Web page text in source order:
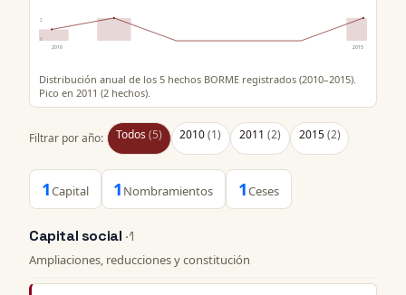
2
0
2010
2015
Distribución anual de los 5 hechos BORME registrados (2010–2015).
Pico en 2011 (2 hechos).
Filtrar por año: Todos (5) 2010(1) 2011 (2) 2015(2)
1Capital 1 Nombramientos 1Ceses
Capital social · 1
Ampliaciones, reducciones y constitución